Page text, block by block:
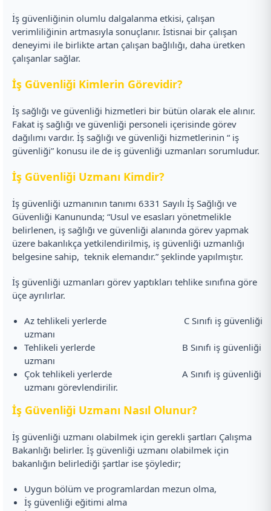
İş güvenliğinin olumlu dalgalanma etkisi, çalışan
verimliliğinin artmasıyla sonuçlanır. İstisnai bir çalışan
deneyimi ile birlikte artan çalışan bağlılığı, daha üretken
çalışanlar sağlar.
İş Güvenliği Kimlerin Görevidir?
İş sağlığı ve güvenliği hizmetleri bir bütün olarak ele alınır.
Fakat iş sağlığı ve güvenliği personeli içerisinde görev
dağılımı vardır. İş sağlığı ve güvenliği hizmetlerinin “ iş
güvenliği” konusu ile de iş güvenliği uzmanları sorumludur.
İş Güvenliği Uzmanı Kimdir?
İş güvenliği uzmanının tanımı 6331 Sayılı İş Sağlığı ve
Güvenliği Kanununda; “Usul ve esasları yönetmelikle
belirlenen, iş sağlığı ve güvenliği alanında görev yapmak
üzere bakanlıkça yetkilendirilmiş, iş güvenliği uzmanlığı
belgesine sahip, teknik elemandır.” şeklinde yapılmıştır.
İş güvenliği uzmanları görev yaptıkları tehlike sınıfına göre
üçe ayrılırlar.
Az tehlikeli yerlerde C Sınıfı iş güvenliği
uzmanı
Tehlikeli yerlerde B Sınıfı iş güvenliği
uzmanı
Çok tehlikeli yerlerde A Sınıfı iş güvenliği
uzmanı görevlendirilir.
İş Güvenliği Uzmanı Nasıl Olunur?
İş güvenliği uzmanı olabilmek için gerekli şartları Çalışma
Bakanlığı belirler. İş güvenliği uzmanı olabilmek için
bakanlığın belirlediği şartlar ise şöyledir;
Uygun bölüm ve programlardan mezun olma,
İş güvenliği eğitimi alma